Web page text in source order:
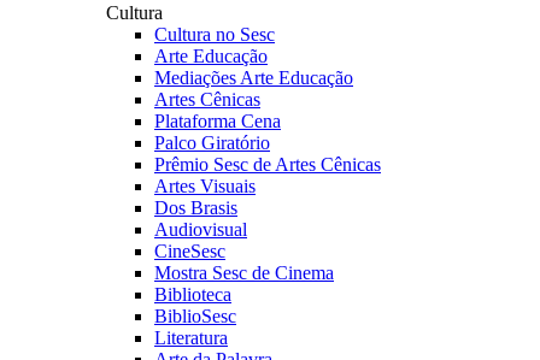
Cultura
Cultura no Sesc
Arte Educação
Mediações Arte Educação
Artes Cênicas
Plataforma Cena
Palco Giratório
Prêmio Sesc de Artes Cênicas
Artes Visuais
Dos Brasis
Audiovisual
CineSesc
Mostra Sesc de Cinema
Biblioteca
BiblioSesc
Literatura